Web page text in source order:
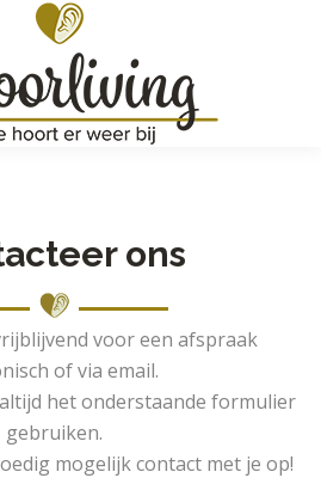
ons
voor een afspraak
of via email.
het onderstaande formulier
gebruiken.
mogelijk contact met je op!